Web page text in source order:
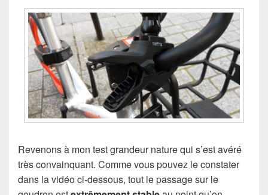
Revenons à mon test grandeur nature qui s’est avéré
très convainquant. Comme vous pouvez le constater
dans la vidéo ci-dessous, tout le passage sur le